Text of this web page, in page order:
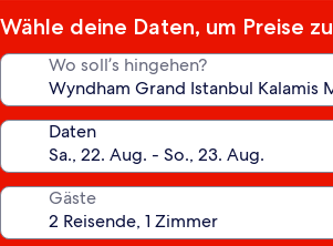
Wähle deine Daten, um Preise
Wo soll’s hingehen?
Daten
Gäste